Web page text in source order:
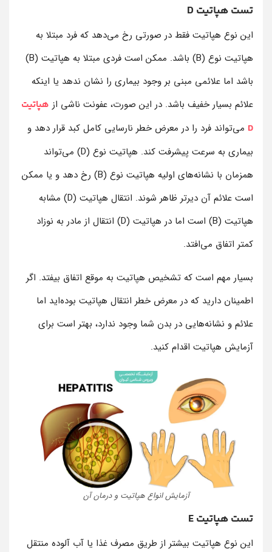
تست هپاتیت D
این نوع هپاتیت فقط در صورتی رخ می‌دهد که فرد مبتلا به
هپاتیت نوع (B) باشد. ممکن است فردی مبتلا به هپاتیت (B)
باشد اما علائمی مبنی بر وجود بیماری را نشان ندهد یا اینکه
علائم بسیار خفیف باشد. در این صورت، عفونت ناشی از هپاتیت
D می‌تواند فرد را در معرض خطر نارسایی کامل کبد قرار دهد و
بیماری به سرعت پیشرفت کند. هپاتیت نوع (D) می‌تواند
همزمان با نشانه‌های اولیه هپاتیت نوع (B) رخ دهد و یا ممکن
است علائم آن دیرتر ظاهر شوند. انتقال هپاتیت (D) مشابه
هپاتیت (B) است اما در هپاتیت (D) انتقال از مادر به نوزاد
کمتر اتفاق می‌افتد.
بسیار مهم است که تشخیص هپاتیت به موقع اتفاق بیفتد. اگر
اطمینان دارید که در معرض خطر انتقال هپاتیت بوده‌اید اما
علائم و نشانه‌هایی در بدن شما وجود ندارد، بهتر است برای
آزمایش هپاتیت اقدام کنید.
آزمایش انواع هپاتیت و درمان آن
تست هپاتیت E
این نوع هپاتیت بیشتر از طریق مصرف غذا یا آب آلوده منتقل